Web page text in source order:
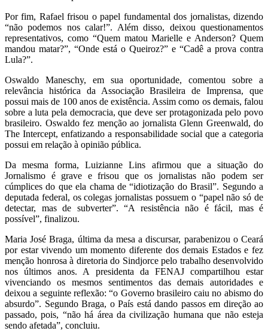
Por fim, Rafael frisou o papel fundamental dos jornalistas, dizendo
“não podemos nos calar!”. Além disso, deixou questionamentos
representativos, como “Quem matou Marielle e Anderson? Quem
mandou matar?”, “Onde está o Queiroz?” e “Cadê a prova contra
Lula?”.
Oswaldo Maneschy, em sua oportunidade, comentou sobre a
relevância histórica da Associação Brasileira de Imprensa, que
possui mais de 100 anos de existência. Assim como os demais, falou
sobre a luta pela democracia, que deve ser protagonizada pelo povo
brasileiro. Oswaldo fez menção ao jornalista Glenn Greenwald, do
The Intercept, enfatizando a responsabilidade social que a categoria
possui em relação à opinião pública.
Da mesma forma, Luizianne Lins afirmou que a situação do
Jornalismo é grave e frisou que os jornalistas não podem ser
cúmplices do que ela chama de “idiotização do Brasil”. Segundo a
deputada federal, os colegas jornalistas possuem o “papel não só de
detectar, mas de subverter”. “A resistência não é fácil, mas é
possível”, finalizou.
Maria José Braga, última da mesa a discursar, parabenizou o Ceará
por estar vivendo um momento diferente dos demais Estados e fez
menção honrosa à diretoria do Sindjorce pelo trabalho desenvolvido
nos últimos anos. A presidenta da FENAJ compartilhou estar
vivenciando os mesmos sentimentos das demais autoridades e
deixou a seguinte reflexão: “o Governo brasileiro caiu no abismo do
absurdo”. Segundo Braga, o País está dando passos em direção ao
passado, pois, “não há área da civilização humana que não esteja
sendo afetada”, concluiu.